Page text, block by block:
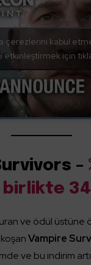
çerezlerini kabul
etkinleştirmek için
–
ve ödül
Vampire
ve bu indirim